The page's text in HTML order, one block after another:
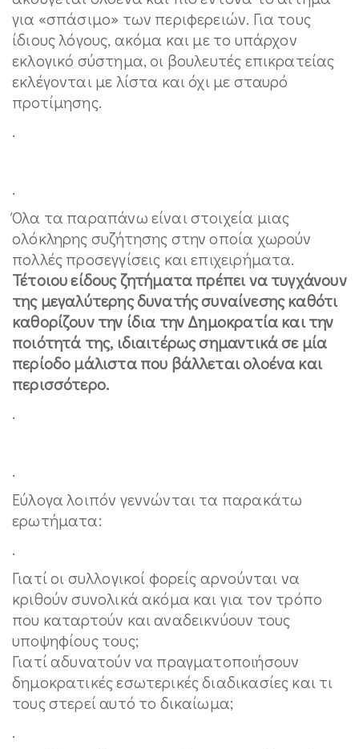
για «σπάσιμο» των περιφερειών. Για τους
ίδιους λόγους, ακόμα και με το υπάρχον
εκλογικό σύστημα, οι βουλευτές επικρατείας
εκλέγονται με λίστα και όχι με σταυρό
προτίμησης.
.
.
Όλα τα παραπάνω είναι στοιχεία μιας
ολόκληρης συζήτησης στην οποία χωρούν
πολλές προσεγγίσεις και επιχειρήματα.
Τέτοιου είδους ζητήματα πρέπει να τυγχάνουν
της μεγαλύτερης δυνατής συναίνεσης καθότι
καθορίζουν την ίδια την Δημοκρατία και την
ποιότητά της, ιδιαιτέρως σημαντικά σε μία
περίοδο μάλιστα που βάλλεται ολοένα και
περισσότερο.
.
.
Εύλογα λοιπόν γεννώνται τα παρακάτω
ερωτήματα:
.
Γιατί οι συλλογικοί φορείς αρνούνται να
κριθούν συνολικά ακόμα και για τον τρόπο
που καταρτούν και αναδεικνύουν τους
υποψηφίους τους;
Γιατί αδυνατούν να πραγματοποιήσουν
δημοκρατικές εσωτερικές διαδικασίες και τι
τους στερεί αυτό το δικαίωμα;
.